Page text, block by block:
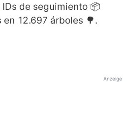
IDs de seguimiento 📦
en 12.697 árboles 🌳.
Anzeige